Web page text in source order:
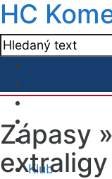
HC
Klub
Zápasy »
extraligy